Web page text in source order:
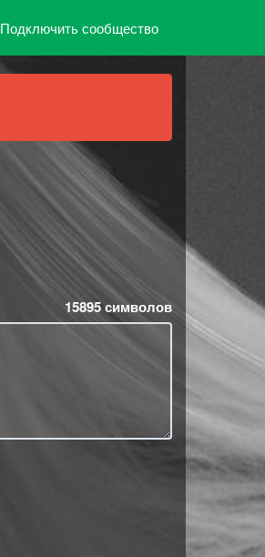
Подключить сообщество
15895символов